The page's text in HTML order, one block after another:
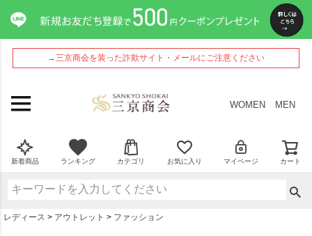
→三京商会を装った詐欺サイト・メールにご注意ください
WOMEN MEN
新着商品 ランキング カテゴリ お気に入り マイページ カート
レディース アウトレット ファッション
ペー
ジト
ップ
へ